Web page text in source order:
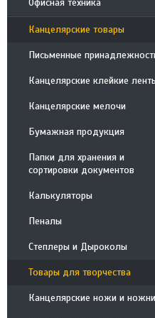
Офисная техника
Канцелярские товары
Письменные
Канцелярские клейкие
Канцелярские мелочи
Бумажная продукция
Папки для хранения и
сортировки документов
Калькуляторы
Пеналы
Степлеры и Дыроколы
Товары для творчества
Канцелярские ножи и